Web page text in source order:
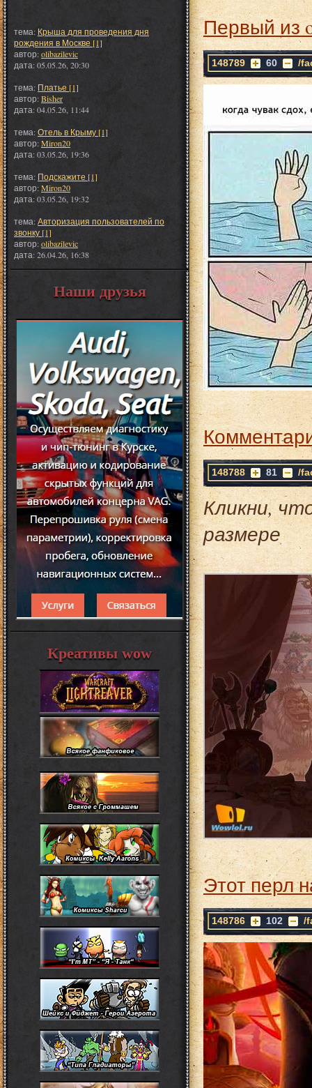
тема: Крыша для проведения дня
рождения в Москве [1]
автор:olibazilevic
дата: 05.05.26, 20:30
тема: Платье [1]
автор:Bisher
дата: 04.05.26, 11:44
тема:Отель в Крыму [1]
автор:Miron20
дата: 03.05.26, 19:36
тема: Подскажите [1]
автор:Miron20
дата: 03.05.26, 19:32
тема:Авторизация пользователей по
звонку [1]
автор:olibazilevic
дата: 26.04.26, 16:38
Наши друзья
Креативы wow
Первый из
148789 60 /
148788 81 /
Кликни,
размере
Этот перл
148786 102 /